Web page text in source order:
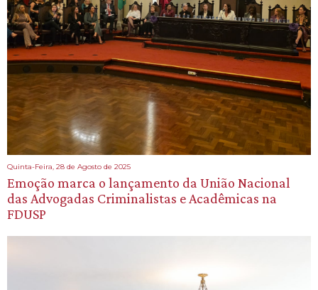
Quinta-Feira, 28 de Agosto de 2025
Emoção marca o lançamento da União Nacional
das Advogadas Criminalistas e Acadêmicas na
FDUSP